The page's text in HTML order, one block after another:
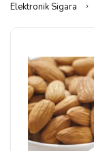
Elektronik Sigara